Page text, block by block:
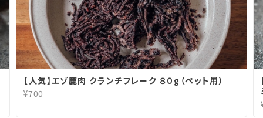
【人気】エゾ鹿肉 クランチフレーク ８０g（ペット用）
¥700